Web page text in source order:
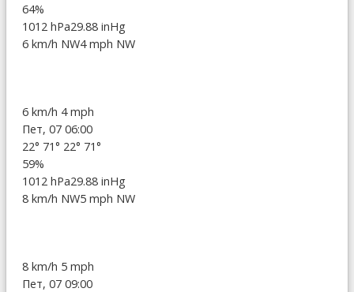
64%
1012 hPa29.88 inHg
6 km/h NW4 mph NW
6 km/h 4 mph
Пет, 07 06:00
22° 71° 22° 71°
59%
1012 hPa29.88 inHg
8 km/h NW5 mph NW
8 km/h 5 mph
Пет, 07 09:00